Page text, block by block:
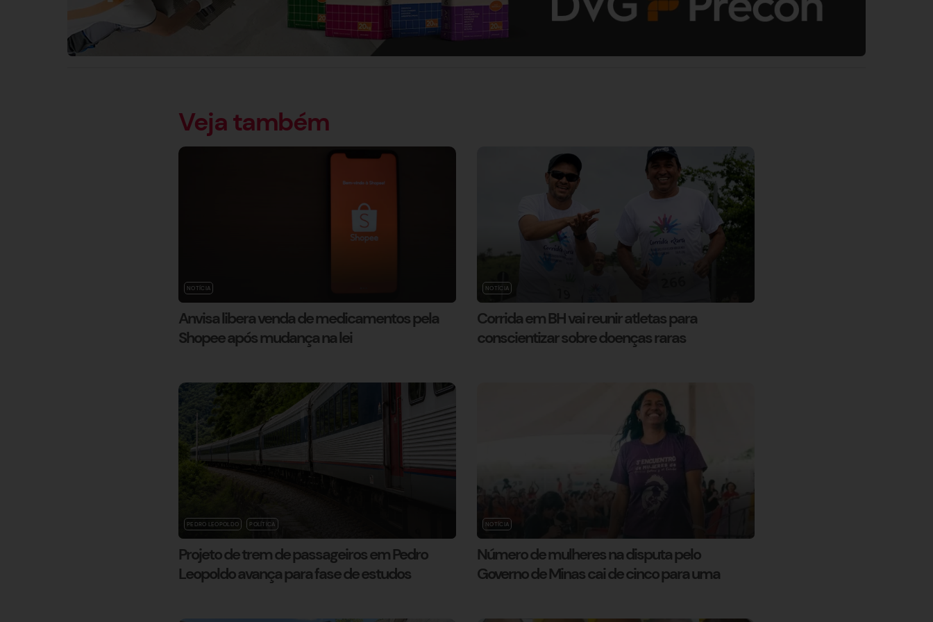
Veja também
NOTÍCIA
Anvisa libera venda de medicamentos pela
Shopee após mudança na lei
NOTÍCIA
Corrida em BH vai reunir atletas para
conscientizar sobre doenças raras
PEDRO LEOPOLDO POLÍTICA
Projeto de trem de passageiros em Pedro
Leopoldo avança para fase de estudos
NOTÍCIA
Número de mulheres na disputa pelo
Governo de Minas cai de cinco para uma